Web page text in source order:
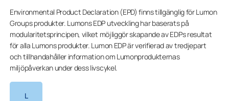
Environmental Product Declaration (EPD) finns tillgänglig för Lumon
Groups produkter. Lumons EDP utveckling har baserats på
modularitetsprincipen, vilket möjliggör skapande av EDPs resultat
för alla Lumons produkter. Lumon EDP är verifierad av tredjepart
och tillhandahåller information om Lumonprodukternas
miljöpåverkan under dess livscykel.
L